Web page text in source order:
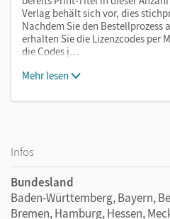
Verlag behält sich vor, dies
Nachdem Sie den Bestellprozess
erhalten Sie die Lizenzcodes per
die Codes j…
Mehr lesen
Infos
Bundesland
Baden-Württemberg, Bayern,
Bremen, Hamburg, Hessen,